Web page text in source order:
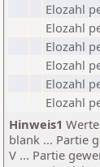
Elozahl
Elozahl
Elozahl
Elozahl
Elozahl
Elozahl
Hinweis1
blank ... Partie
V ... Partie